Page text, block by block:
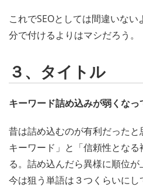
これでSEOとしては間違いな
分で付けるよりはマシだろう。
３、タイトル
キーワード詰め込みが弱くなっ
昔は詰め込むのが有利だったと
キーワード」と「信頼性とな
る。詰め込んだら異様に順位が
今は狙う単語は３つくらいにし